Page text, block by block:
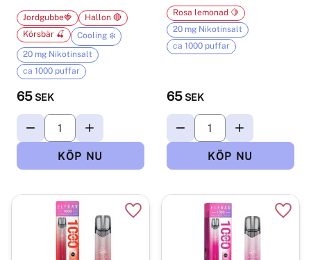
65 SEK
Jordgubbe🍓
Hallon 🔴
Körsbär 🍒
Cooling ❄️
20 mg Nikotinsalt
ca 1000 puffar
65 SEK
Rosa lemonad 🍋
20 mg Nikotinsalt
ca 1000 puffar
Lägg till i favoriter